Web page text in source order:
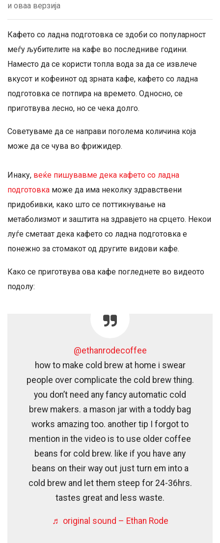
и оваа верзија
Кафето со ладна подготовка се здоби со популарност
меѓу љубителите на кафе во последниве години.
Наместо да се користи топла вода за да се извлече
вкусот и кофеинот од зрната кафе, кафето со ладна
подготовка се потпира на времето. Односно, се
приготвува лесно, но се чека долго.
Советуваме да се направи поголема количина која
може да се чува во фрижидер.
Инаку, веќе пишувавме дека кафето со ладна
подготовка може да има неколку здравствени
придобивки, како што се поттикнување на
метаболизмот и заштита на здравјето на срцето. Некои
луѓе сметаат дека кафето со ладна подготовка е
понежно за стомакот од другите видови кафе.
Како се приготвува ова кафе погледнете во видеото
подолу:
@ethanrodecoffee
how to make cold brew at home i swear
people over complicate the cold brew thing.
you don’t need any fancy automatic cold
brew makers. a mason jar with a toddy bag
works amazing too. another tip I forgot to
mention in the video is to use older coffee
beans for cold brew. like if you have any
beans on their way out just turn em into a
cold brew and let them steep for 24-36hrs.
tastes great and less waste.
♬ original sound – Ethan Rode